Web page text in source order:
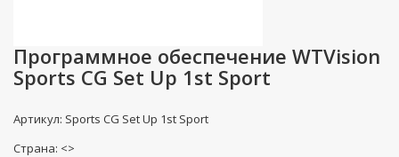
Программное обеспечение WTVision
Sports CG Set Up 1st Sport
Артикул: Sports CG Set Up 1st Sport
Страна: <>